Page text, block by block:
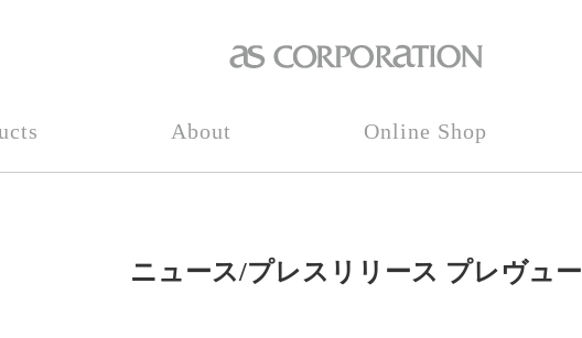
About Online Shop
ニュース/プレスリリース プレヴュー